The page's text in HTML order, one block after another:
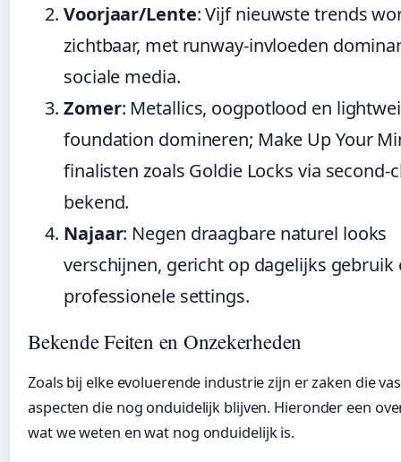
Voorjaar/Lente: Vijf nieuwste trends
zichtbaar, met runway-invloeden
sociale media.
Zomer: Metallics, oogpotlood en
foundation domineren; Make Up Your
finalisten zoals Goldie Locks via second-
bekend.
Najaar: Negen draagbare naturel looks
verschijnen, gericht op dagelijks gebruik
professionele settings.
Bekende Feiten en Onzekerheden
Zoals bij elke evoluerende industrie zijn er zaken die
aspecten die nog onduidelijk blijven. Hieronder een
wat we weten en wat nog onduidelijk is.